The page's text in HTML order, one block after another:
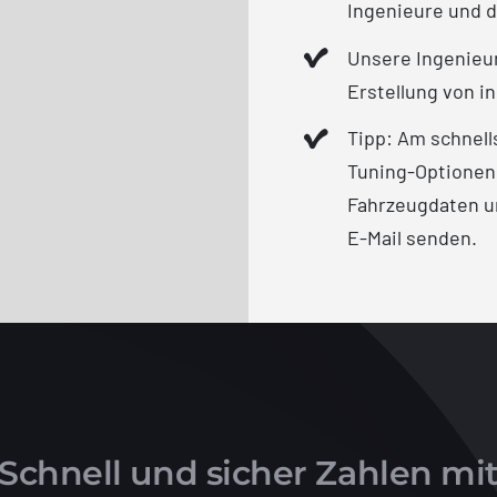
Ingenieure und
Unsere
Erstellung von
Tipp: Am
Tuning-
Fahrzeugdaten
E-Mail senden.
Schnell und sicher Zahlen mit